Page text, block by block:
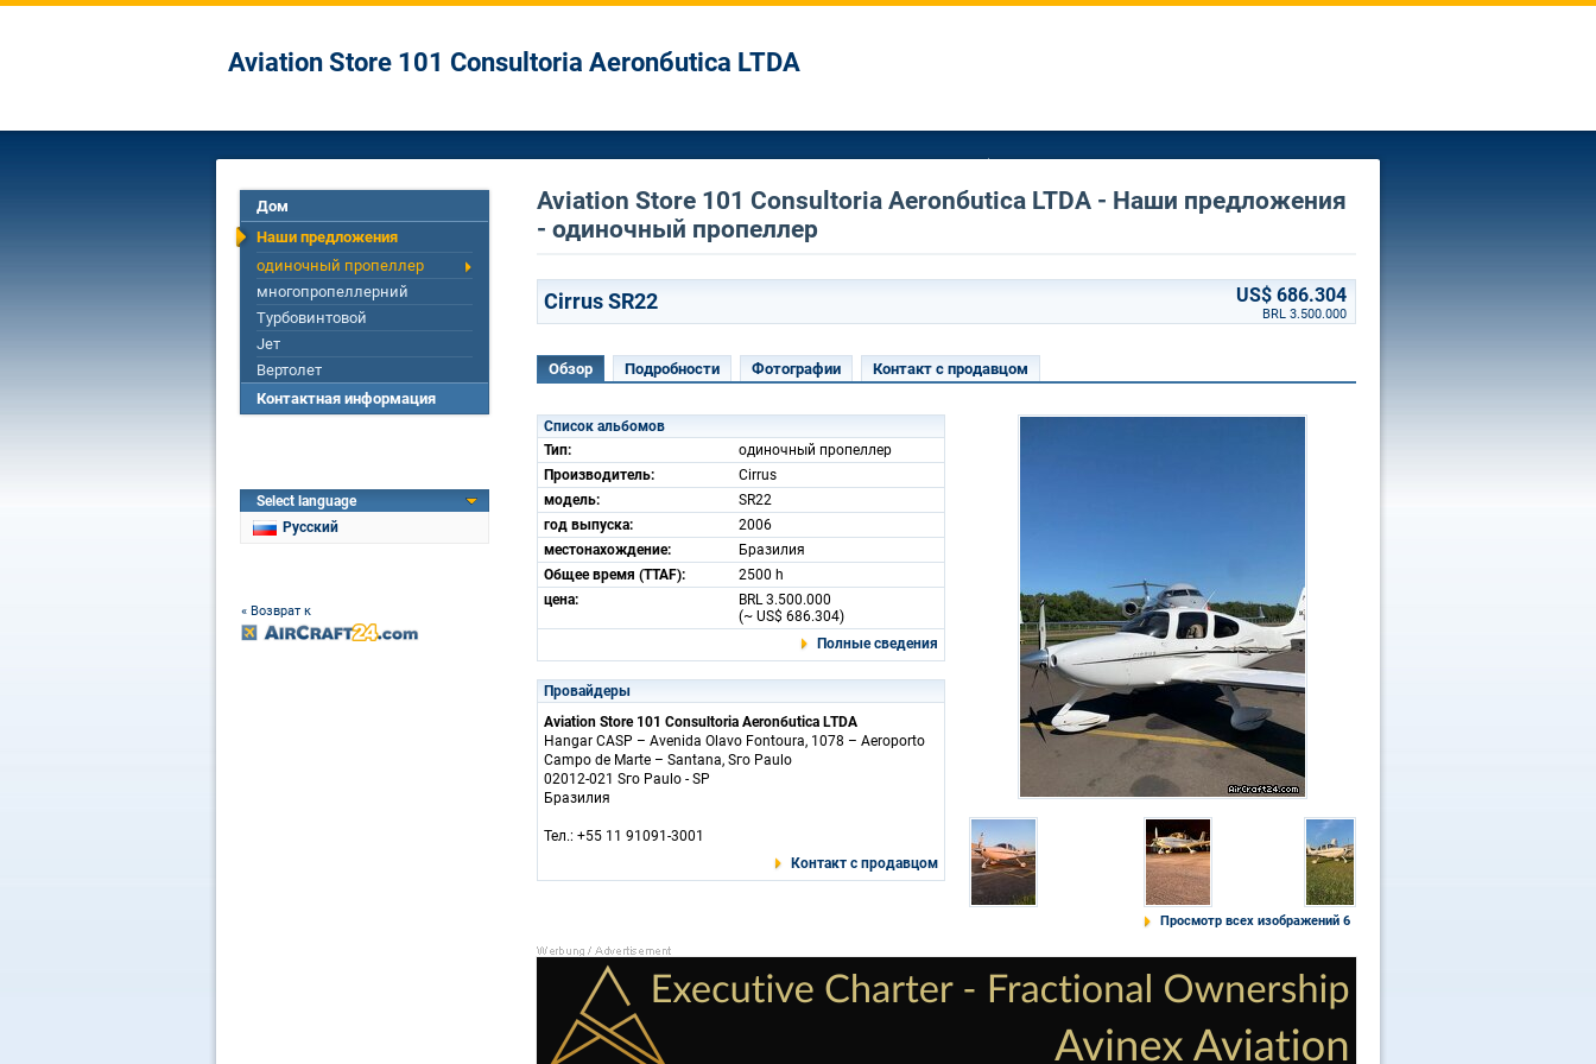
Aviation Store 101 Consultoria Aeronбutica LTDA
Дом
Наши предложения
одиночный пропеллер
многопропеллерний
Турбовинтовой
Jет
Вертолет
Контактная информация
Select language
Русский
« Возврат к
Aviation Store 101 Consultoria Aeronбutica LTDA - Наши предложения
- одиночный пропеллер
Cirrus SR22 US$ 686.304
BRL 3.500.000
Обзор Подробности Фотографии Контакт с продавцом
Список альбомов
Тип:
одиночный пропеллер
Производитель:
Cirrus
модель:
SR22
год выпуска:
2006
местонахождение:
Бразилия
Общее время (TTAF):
2500 h
цена:
BRL 3.500.000
(~ US$ 686.304)
Полные сведения
Провайдеры
Aviation Store 101 Consultoria Aeronбutica LTDA
Hangar CASP – Avenida Olavo Fontoura, 1078 – Aeroporto
Campo de Marte – Santana, Sгo Paulo
02012-021 Sгo Paulo - SP
Бразилия
Тел.: +55 11 91091-3001
Контакт с продавцом
Просмотр всех изображений 6